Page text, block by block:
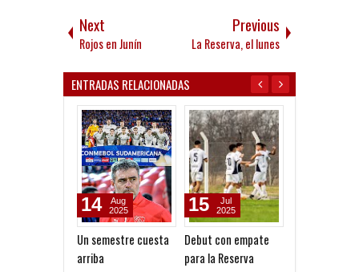
Next
Rojos en Junín
Previous
La Reserva, el lunes
ENTRADAS RELACIONADAS
Un semestre cuesta
arriba
14
Aug
2025
Debut con empate
para la Reserva
15
Jul
2025